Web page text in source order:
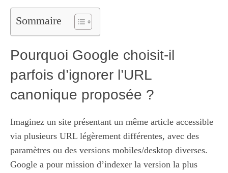
Sommaire
Pourquoi Google choisit-il
parfois d’ignorer l’URL
canonique proposée ?
Imaginez un site présentant un même article accessible
via plusieurs URL légèrement différentes, avec des
paramètres ou des versions mobiles/desktop diverses.
Google a pour mission d’indexer la version la plus